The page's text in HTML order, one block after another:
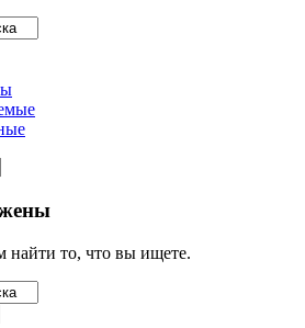
то, что вы ищете.